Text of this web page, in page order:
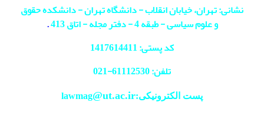
نشانی: تهران، خیابان انقلاب - دانشگاه تهران - دانشکده حقوق
و علوم سیاسی - طبقه 4 - دفتر مجله - اتاق 413
.
کد پستی: 1417614411
تلفن: 61112530-
021
پست الکترونیکی:lawmag@ut.ac.ir